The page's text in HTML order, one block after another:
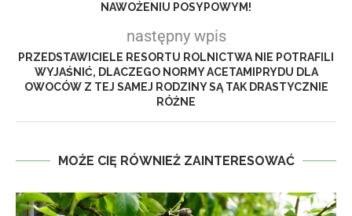
NAWOŻENIU POSYPOWYM!
następny wpis
PRZEDSTAWICIELE RESORTU ROLNICTWA NIE POTRAFILI
WYJAŚNIĆ, DLACZEGO NORMY ACETAMIPRYDU DLA
OWOCÓW Z TEJ SAMEJ RODZINY SĄ TAK DRASTYCZNIE
RÓŻNE
MOŻE CIĘ RÓWNIEŻ ZAINTERESOWAĆ